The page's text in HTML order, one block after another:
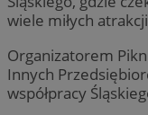
wiele miłych
Organizatorem
Innych
współpracy